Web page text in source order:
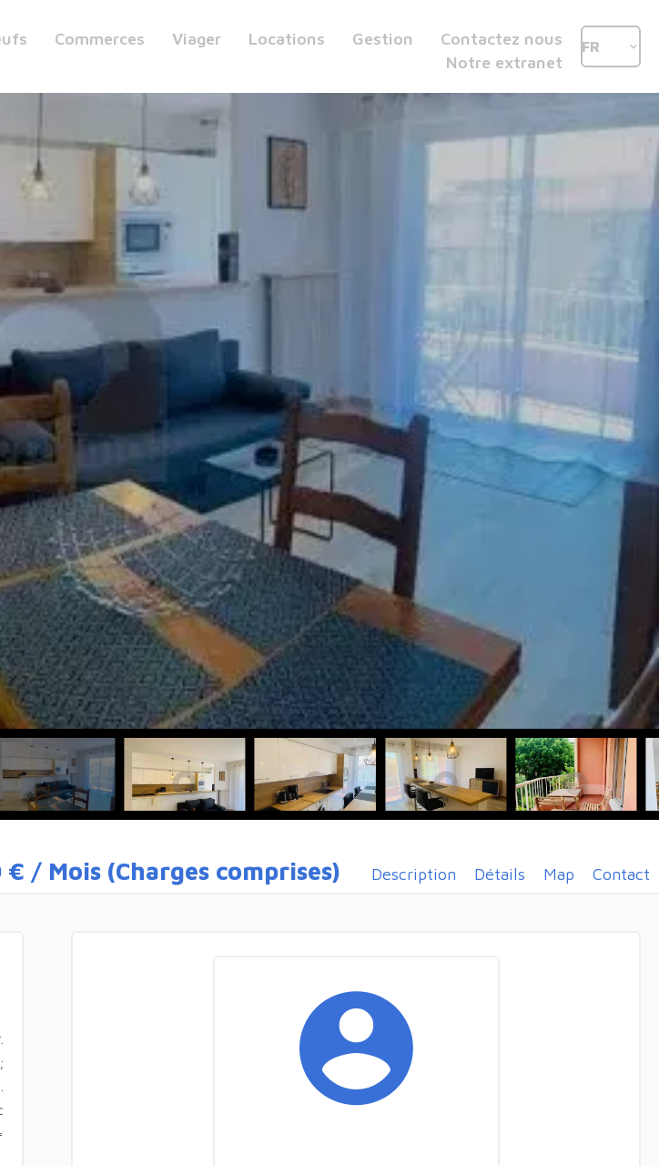
Commerces Viager Locations Gestion
Contactez nous
Notre extranet
FR
€ / Mois (Charges comprises) Description Détails Map Contact